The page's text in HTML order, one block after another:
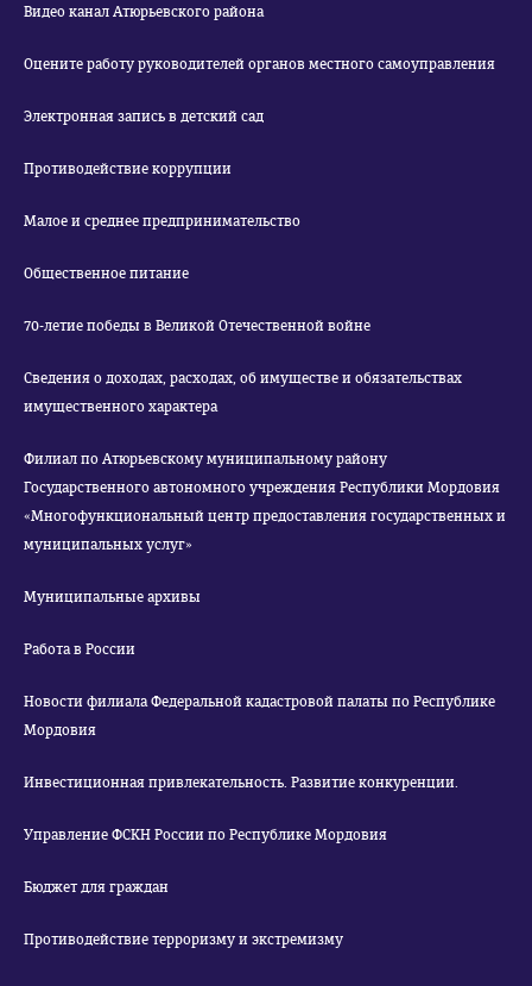
Видео канал Атюрьевского района
Оцените работу руководителей органов местного самоуправления
Электронная запись в детский сад
Противодействие коррупции
Малое и среднее предпринимательство
Общественное питание
70-летие победы в Великой Отечественной войне
Сведения о доходах, расходах, об имуществе и обязательствах
имущественного характера
Филиал по Атюрьевскому муниципальному району
Государственного автономного учреждения Республики Мордовия
«Многофункциональный центр предоставления государственных и
муниципальных услуг»
Муниципальные архивы
Работа в России
Новости филиала Федеральной кадастровой палаты по Республике
Мордовия
Инвестиционная привлекательность. Развитие конкуренции.
Управление ФСКН России по Республике Мордовия
Бюджет для граждан
Противодействие терроризму и экстремизму